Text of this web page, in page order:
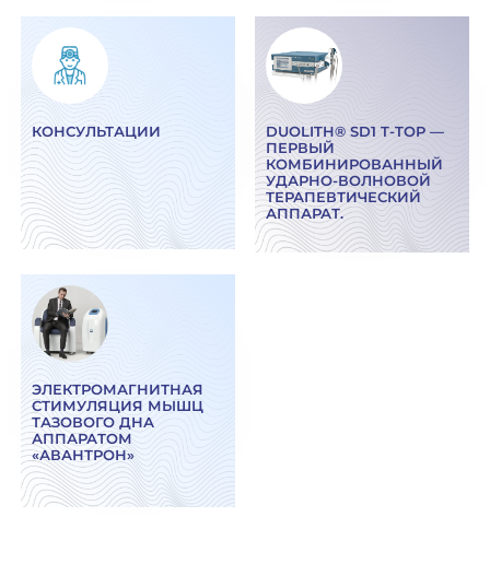
КОНСУЛЬТАЦИИ
DUOLITH® SD1 T-TOP —
ПЕРВЫЙ
КОМБИНИРОВАННЫЙ
УДАРНО-ВОЛНОВОЙ
ТЕРАПЕВТИЧЕСКИЙ
АППАРАТ.
ЭЛЕКТРОМАГНИТНАЯ
СТИМУЛЯЦИЯ МЫШЦ
ТАЗОВОГО ДНА
АППАРАТОМ
«АВАНТРОН»